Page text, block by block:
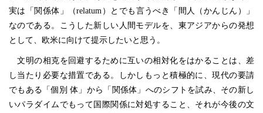
実は「関係体」（relatum）とでも言うべき「間人（かんじん）」
なのである。こうした新しい人間モデルを、東アジアからの発想
として、欧米に向けて提示したいと思う。
文明の相克を回避するために互いの相対化をはかることは、差
し当たり必要な措置である。しかしもっと積極的に、現代の要請
でもある「個別 体」から「関係体」へのシフトを試み、その新し
いパラダイムでもって国際関係に対処すること、それが今後の文